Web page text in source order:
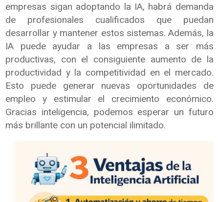
empresas sigan adoptando la IA, habrá demanda
de profesionales cualificados que puedan
desarrollar y mantener estos sistemas. Además, la
IA puede ayudar a las empresas a ser más
productivas, con el consiguiente aumento de la
productividad y la competitividad en el mercado.
Esto puede generar nuevas oportunidades de
empleo y estimular el crecimiento económico.
Gracias inteligencia, podemos esperar un futuro
más brillante con un potencial ilimitado.